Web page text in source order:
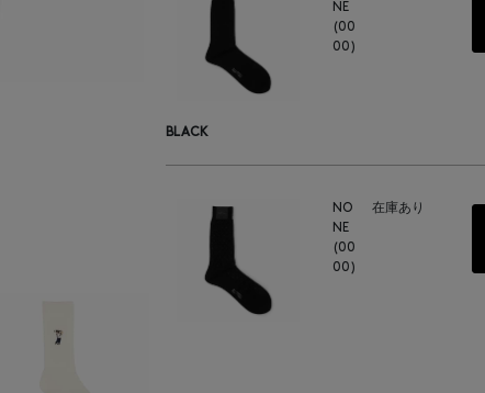
NE
(00
00)
BLACK
NO
NE
(00
00)
在庫あり